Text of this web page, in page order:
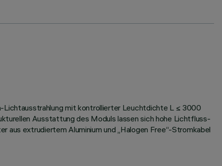
mit kontrollierter Leuchtdichte L ≤ 3000
Ausstattung des Moduls lassen sich hohe Lichtfluss-
extrudiertem Aluminium und „Halogen Free“-Stromkabel